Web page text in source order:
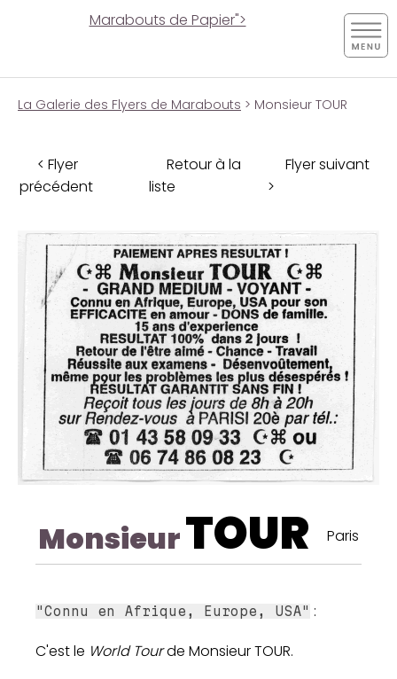
Marabouts de Papier">
La Galerie des Flyers de Marabouts > Monsieur TOUR
< Flyer
précédent
Retour à la
liste
Flyer suivant
>
MonsieurTOUR Paris
"Connu en Afrique, Europe, USA" :
C'est le World Tourde Monsieur TOUR.